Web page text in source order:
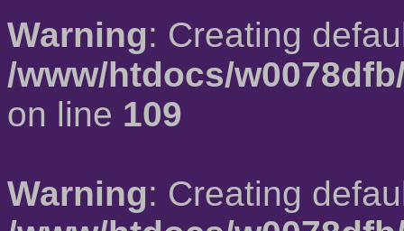
Warning: Creating
/www/htdocs/
on line 109
Warning: Creating